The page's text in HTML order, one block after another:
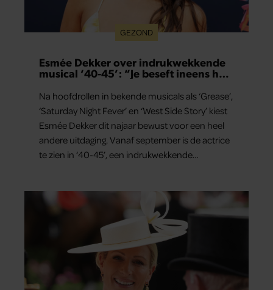
GEZOND
Esmée Dekker over indrukwekkende
musical ‘40-45’: “Je beseft ineens hoe
Na hoofdrollen in bekende musicals als ‘Grease’,
‘Saturday Night Fever’ en ‘West Side Story’ kiest
Esmée Dekker dit najaar bewust voor een heel
andere uitdaging. Vanaf september is de actrice
te zien in ‘40-45’, een indrukwekkende
alleen raakt, maar het publiek ook aan het
denken zet.